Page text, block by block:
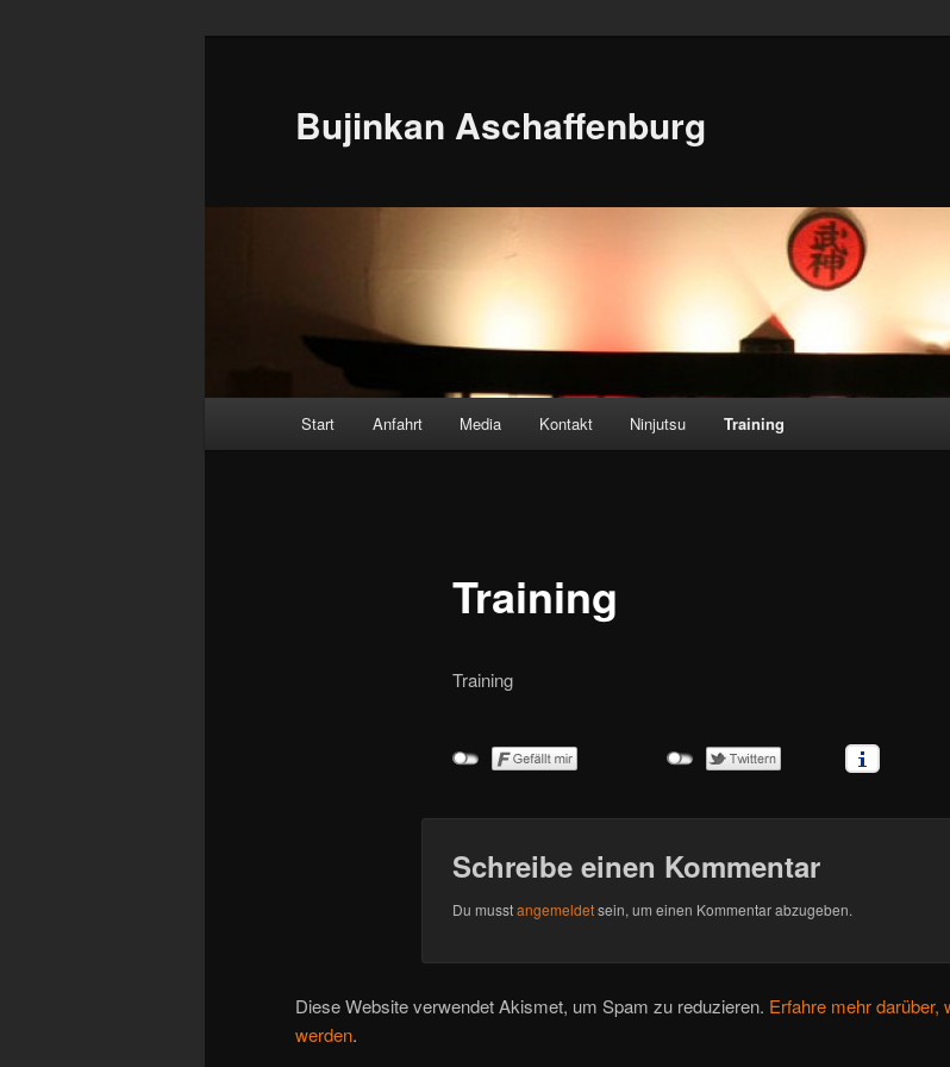
Bujinkan Aschaffenburg
Start Anfahrt Media Kontakt Ninjutsu Training
Training
Training
Schreibe einen Kommentar
Du musstangemeldetsein, um einen Kommentar abzugeben.
Diese Website verwendet Akismet, um Spam zu reduzieren. Erfahre mehr darüber,
werden.